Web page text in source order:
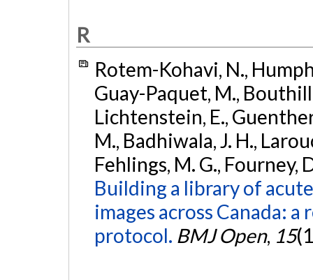
R
Rotem-Kohavi, N.,
Guay-Paquet, M.,
Lichtenstein, E.,
M., Badhiwala, J. H.,
Fehlings, M. G., Fourney,
Building a library of
images across Canada:
protocol. BMJ Open, 15